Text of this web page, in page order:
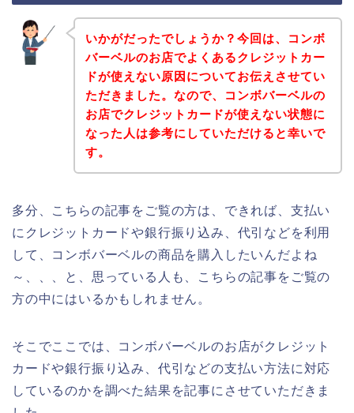
いかがだったでしょうか？今回は、コンボ
バーベルのお店でよくあるクレジットカー
ドが使えない原因についてお伝えさせてい
ただきました。なので、コンボバーベルの
お店でクレジットカードが使えない状態に
なった人は参考にしていただけると幸いで
す。
多分、こちらの記事をご覧の方は、できれば、支払い
にクレジットカードや銀行振り込み、代引などを利用
して、コンボバーベルの商品を購入したいんだよね
～、、、と、思っている人も、こちらの記事をご覧の
方の中にはいるかもしれません。
そこでここでは、コンボバーベルのお店がクレジット
カードや銀行振り込み、代引などの支払い方法に対応
しているのかを調べた結果を記事にさせていただきま